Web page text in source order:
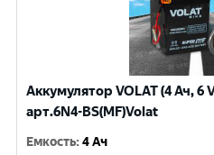
Аккумулятор VOLAT (4 Ач, 6
арт.6N4-BS(MF)Volat
Емкость:4 Ач